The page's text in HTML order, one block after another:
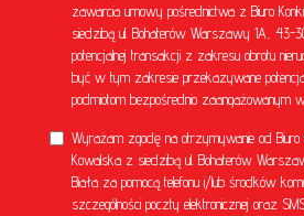
zawarcia umowy pośrednictwa z Biuro
siedzibą ul. Bohaterów Warszawy 1A, 43-
potencjalnej transakcji z zakresu obrotu
być w tym zakresie przekazywane
podmiotom bezpośrednio zaangażowanym
Wyrażam zgodę na otrzymywanie od Biuro
Kowalska z siedzibą ul. Bohaterów
Biała za pomocą telefonu i/lub środków
szczególności poczty elektronicznej oraz